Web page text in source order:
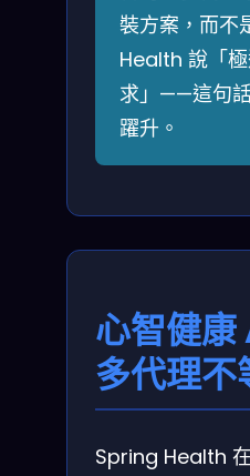
裝方案，而不
Health 說「
求」——這句
躍升。
心智健康
多代理不
Spring Health